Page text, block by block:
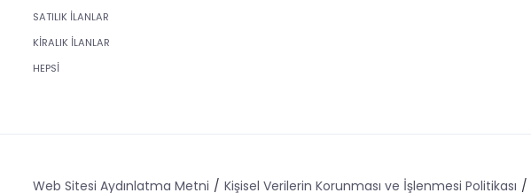
SATILIK İLANLAR
KİRALIK İLANLAR
HEPSİ
Web Sitesi Aydınlatma Metni Kişisel Verilerin Korunması ve İşlenmesi Politikası